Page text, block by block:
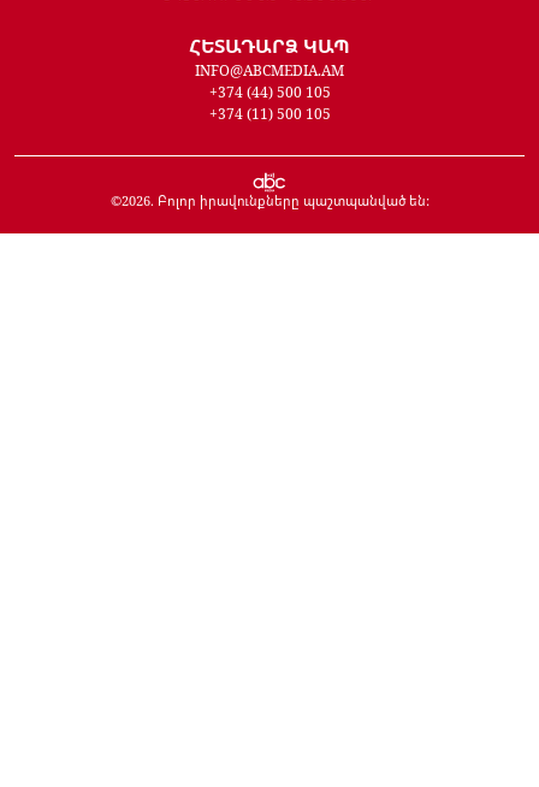
ՀԵՏԱԴԱՐՁ ԿԱՊ
INFO@ABCMEDIA.AM
+374 (44) 500 105
+374 (11) 500 105
©2026. Բոլոր իրավունքները պաշտպանված են: